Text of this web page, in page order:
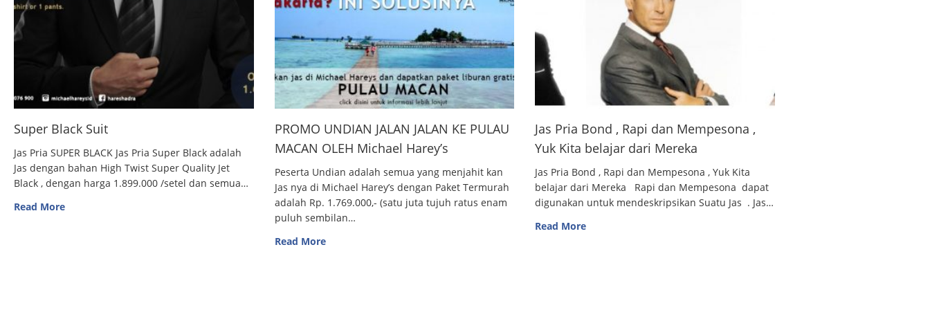
Super Black Suit
Jas Pria SUPER BLACK Jas Pria Super Black adalah
Jas dengan bahan High Twist Super Quality Jet
Black , dengan harga 1.899.000 /setel dan semua…
Read More
PROMO UNDIAN JALAN JALAN KE PULAU
MACAN OLEH Michael Harey’s
Peserta Undian adalah semua yang menjahit kan
Jas nya di Michael Harey’s dengan Paket Termurah
adalah Rp. 1.769.000,- (satu juta tujuh ratus enam
puluh sembilan…
Read More
Jas Pria Bond , Rapi dan Mempesona ,
Yuk Kita belajar dari Mereka
Jas Pria Bond , Rapi dan Mempesona , Yuk Kita
belajar dari Mereka Rapi dan Mempesona dapat
digunakan untuk mendeskripsikan Suatu Jas . Jas…
Read More